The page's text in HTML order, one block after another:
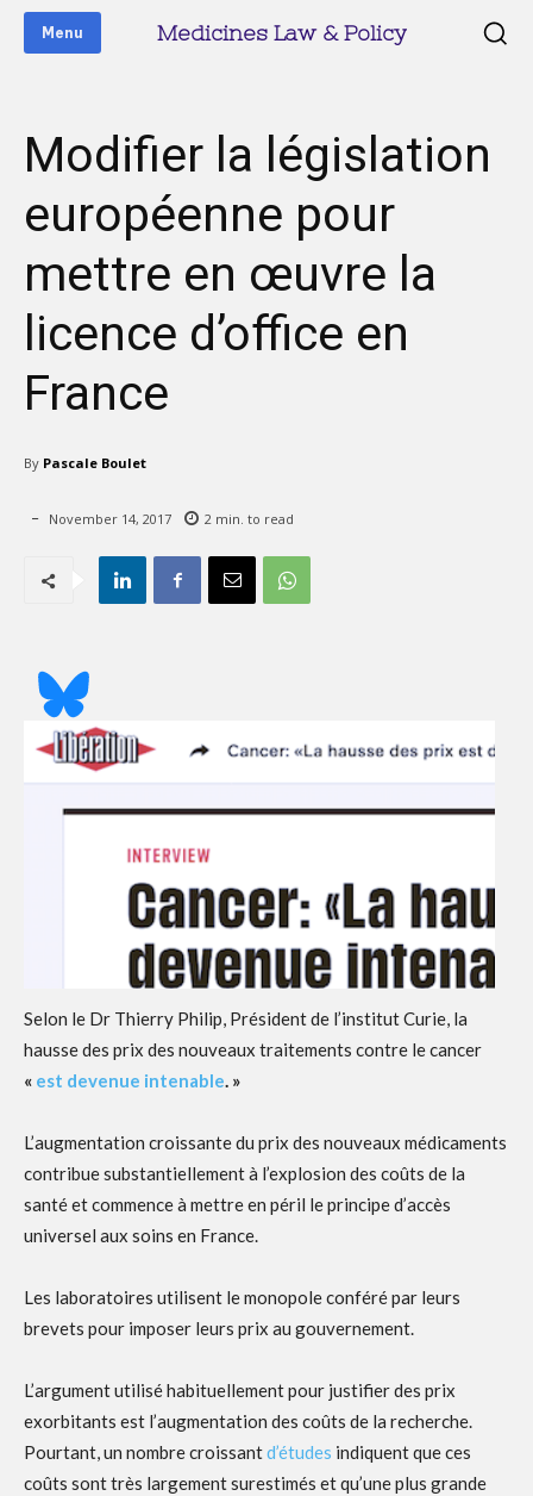
Menu Medicines Law & Policy
Modifier la législation
européenne pour
mettre en œuvre la
licence d’office en
France
By Pascale Boulet
November 14, 2017 2 min. to read
Selon le Dr Thierry Philip, Président de l’institut Curie, la
hausse des prix des nouveaux traitements contre le cancer
« est devenue intenable. »
L’augmentation croissante du prix des nouveaux médicaments
contribue substantiellement à l’explosion des coûts de la
santé et commence à mettre en péril le principe d’accès
universel aux soins en France.
Les laboratoires utilisent le monopole conféré par leurs
brevets pour imposer leurs prix au gouvernement.
L’argument utilisé habituellement pour justifier des prix
exorbitants est l’augmentation des coûts de la recherche.
Pourtant, un nombre croissantd’études indiquent que ces
coûts sont très largement surestimés et qu’une plus grande